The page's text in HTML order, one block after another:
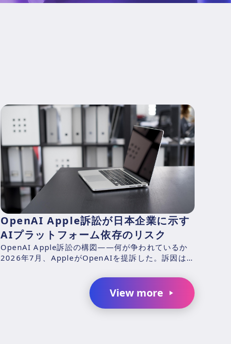
OpenAI Apple訴訟が日本企業に示す
AIプラットフォーム依存のリスク
OpenAI Apple訴訟の構図——何が争われているか
2026年7月、AppleがOpenAIを提訴した。訴因は、
View more